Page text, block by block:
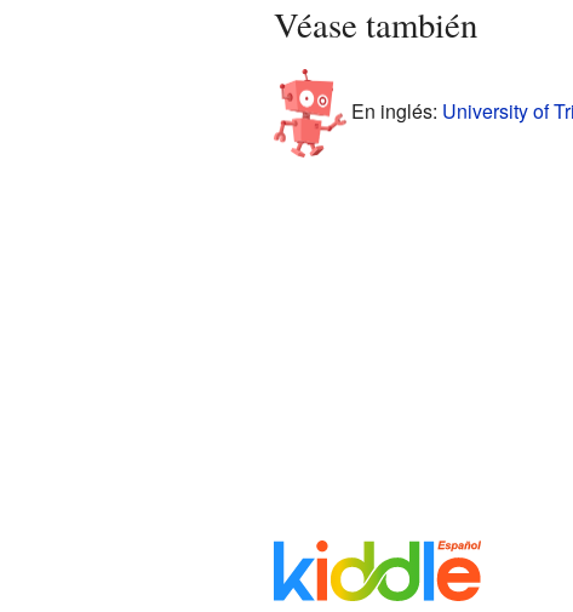
Véase también
En inglés: University of